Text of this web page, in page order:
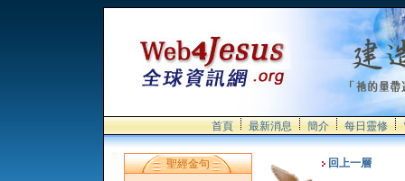
首頁 最新消息 簡介 每日靈修
聖經金句
回上一層